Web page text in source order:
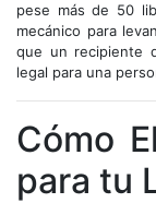
pese más de 50
mecánico para
que un recipiente
legal para una
Cómo
para tu